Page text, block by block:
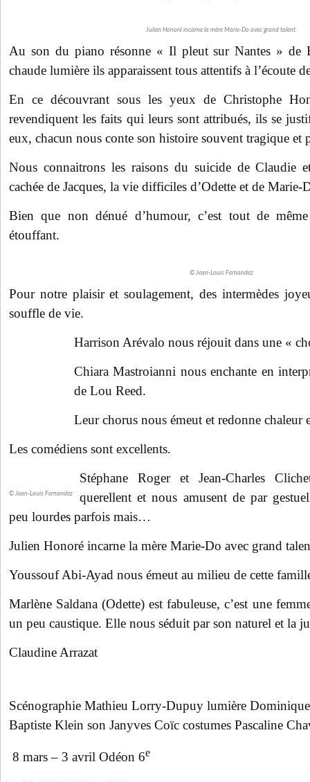
Julien Honoré incarne la mère Marie-Do avec grand talent.
Au son du piano résonne « Il pleut sur Nantes » de
chaude lumière ils apparaissent tous attentifs à l’écoute
En ce découvrant sous les yeux de Christophe
revendiquent les faits qui leurs sont attribués, ils se
eux, chacun nous conte son histoire souvent tragique et
Nous connaitrons les raisons du suicide de Claudie
cachée de Jacques, la vie difficiles d’Odette et de Marie-
Bien que non dénué d’humour, c’est tout de
étouffant.
© Jean-Louis Fernandez
Pour notre plaisir et soulagement, des intermèdes
souffle de vie.
Harrison Arévalo nous réjouit dans une «
Chiara Mastroianni nous enchante en
de Lou Reed.
Leur chorus nous émeut et redonne chaleur
Les comédiens sont excellents.
© Jean-Louis Fernandez
Stéphane Roger et Jean-Charles
querellent et nous amusent de par
peu lourdes parfois mais…
Julien Honoré incarne la mère Marie-Do avec grand
Youssouf Abi-Ayad nous émeut au milieu de cette
Marlène Saldana (Odette) est fabuleuse, c’est une
un peu caustique. Elle nous séduit par son naturel et la
Claudine Arrazat
Scénographie Mathieu Lorry-Dupuy lumière
Baptiste Klein son Janyves Coïc costumes Pascaline
8 mars – 3 avril Odéon 6e